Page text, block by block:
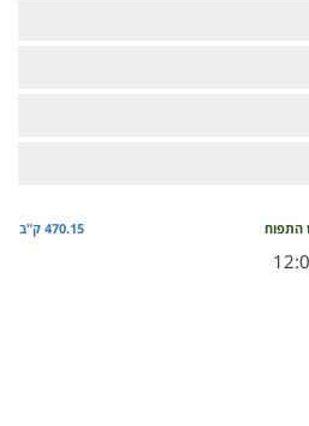
470.15 ק"ב